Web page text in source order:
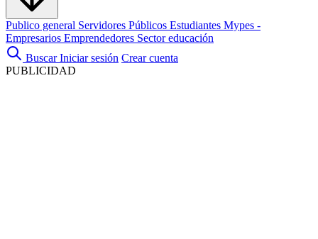
Publico general Servidores Públicos Estudiantes Mypes -
Empresarios Emprendedores Sector educación
Buscar Iniciar sesión Crear cuenta
PUBLICIDAD